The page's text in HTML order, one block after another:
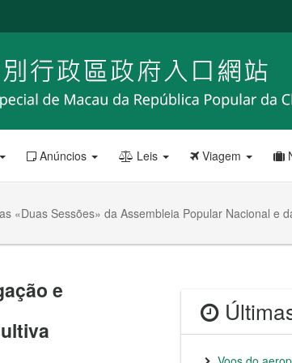
Anúncios Leis Viagem
Sessões» da Assembleia Popular Nacional e
e